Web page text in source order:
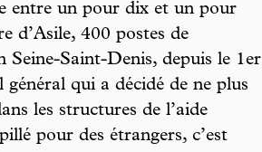
entre un pour dix et un pour
d’Asile, 400 postes de
Saint-Denis, depuis le 1er
général qui a décidé de ne plus
les structures de l’aide
pour des étrangers, c’est